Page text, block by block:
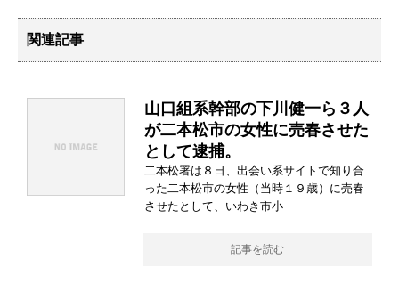
関連記事
山口組系幹部の下川健一ら３人
が二本松市の女性に売春させた
として逮捕。
二本松署は８日、出会い系サイトで知り合
った二本松市の女性（当時１９歳）に売春
させたとして、いわき市小
記事を読む